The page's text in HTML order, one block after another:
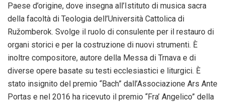
Paese d’origine, dove insegna all’Istituto di musica sacra
della facoltà di Teologia dell’Università Cattolica di
Ružomberok. Svolge il ruolo di consulente per il restauro di
organi storici e per la costruzione di nuovi strumenti. È
inoltre compositore, autore della Messa di Trnava e di
diverse opere basate su testi ecclesiastici e liturgici. È
stato insignito del premio “Bach” dall’Associazione Ars Ante
Portas e nel 2016 ha ricevuto il premio “Fra’ Angelico” della